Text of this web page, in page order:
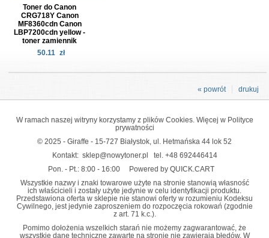
Toner do Canon
CRG718Y Canon
MF8360cdn Canon
LBP7200cdn yellow -
toner zamiennik
50.11 zł
drukuj
« powrót
W ramach naszej witryny korzystamy z plików Cookies. Więcej w Polityce
prywatności
© 2025 - Giraffe - 15-727 Białystok, ul. Hetmańska 44 lok 52
Kontakt: sklep@nowytoner.pl tel. +48 692446414
Pon. - Pt.: 8:00 - 16:00
Powered by QUICK.CART
Wszystkie nazwy i znaki towarowe użyte na stronie stanowią własność
ich właścicieli i zostały użyte jedynie w celu identyfikacji produktu.
Przedstawiona oferta w sklepie nie stanowi oferty w rozumieniu Kodeksu
Cywilnego, jest jedynie zaproszeniem do rozpoczęcia rokowań (zgodnie
z art. 71 k.c.).
Pomimo dołożenia wszelkich starań nie możemy zagwarantować, że
wszystkie dane techniczne zawarte na stronie nie zawierają błędów. W